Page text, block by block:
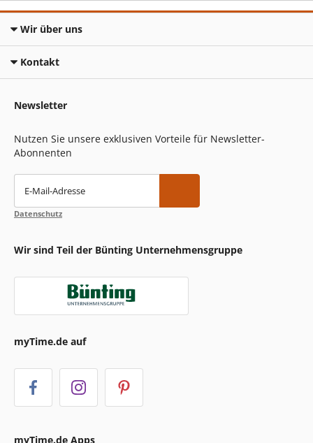
Wir über uns
Kontakt
Newsletter
Nutzen Sie unsere exklusiven Vorteile für Newsletter-
Abonnenten
E-Mail-Adresse
Datenschutz
Wir sind Teil der Bünting Unternehmensgruppe
myTime.de auf
myTime.de Apps